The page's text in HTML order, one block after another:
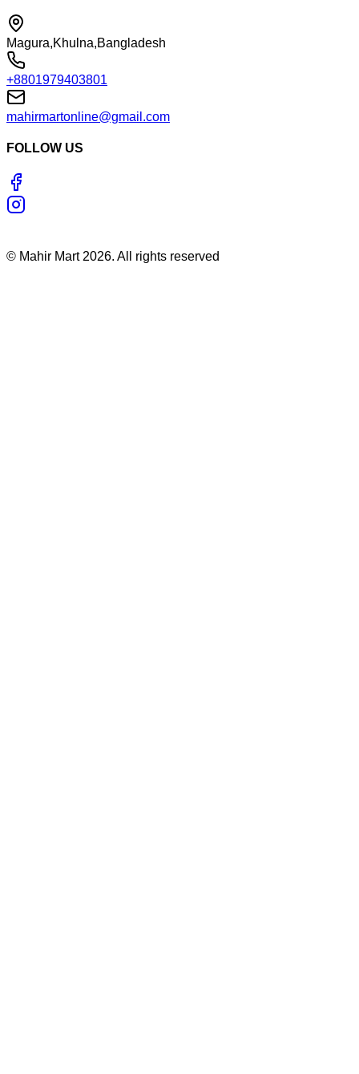
Magura,Khulna,Bangladesh
+8801979403801
mahirmartonline@gmail.com
FOLLOW US
© Mahir Mart 2026. All rights reserved